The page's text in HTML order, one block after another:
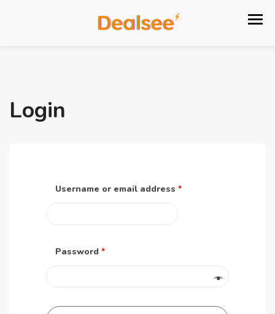
Login
Username or email address *
Password *